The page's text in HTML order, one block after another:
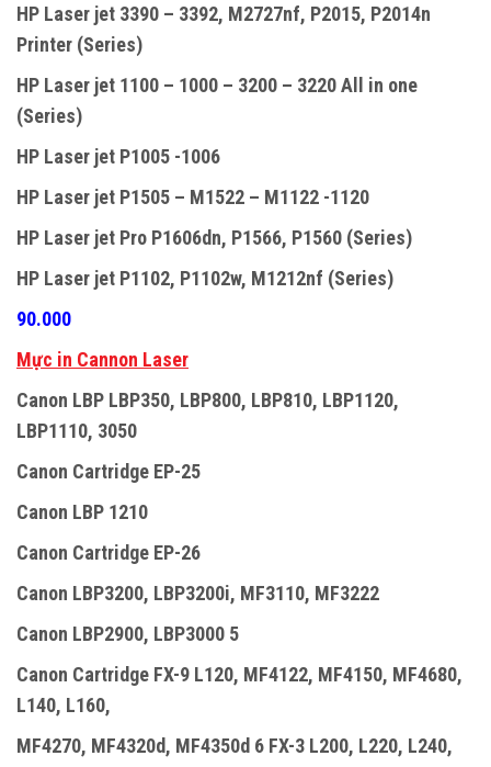
HP Laser jet 3390 – 3392, M2727nf, P2015, P2014n
Printer (Series)
HP Laser jet 1100 – 1000 – 3200 – 3220 All in one
(Series)
HP Laser jet P1005 -1006
HP Laser jet P1505 – M1522 – M1122 -1120
HP Laser jet Pro P1606dn, P1566, P1560 (Series)
HP Laser jet P1102, P1102w, M1212nf (Series)
90.000
Mực in Cannon Laser
Canon LBP LBP350, LBP800, LBP810, LBP1120,
LBP1110, 3050
Canon Cartridge EP-25
Canon LBP 1210
Canon Cartridge EP-26
Canon LBP3200, LBP3200i, MF3110, MF3222
Canon LBP2900, LBP3000 5
Canon Cartridge FX-9 L120, MF4122, MF4150, MF4680,
L140, L160,
MF4270, MF4320d, MF4350d 6 FX-3 L200, L220, L240,